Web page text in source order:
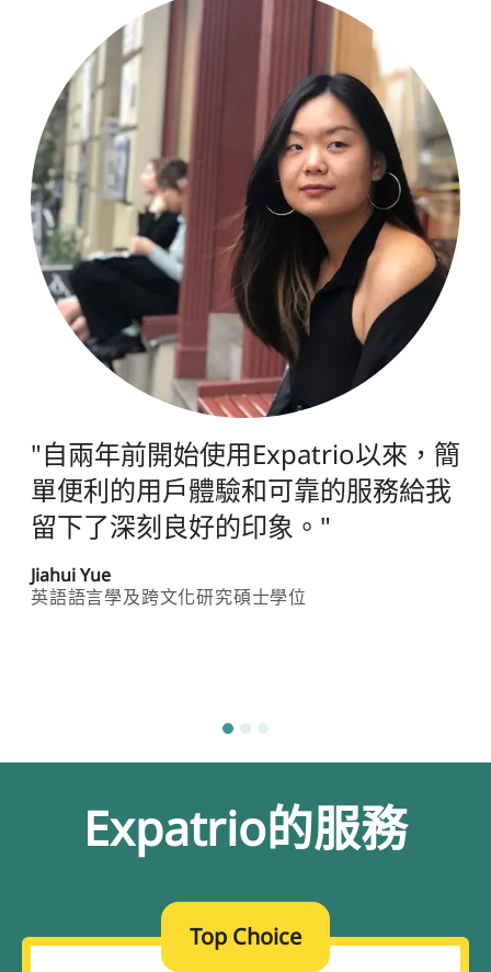
“Expatrio讓一切過程變得更輕鬆。從
獲得通知到辦理限制提領帳戶，再到
申請健康保險，都很順利。最後拿到
簽證後在機場也沒有遇到任何問
題。”
Expatrio的服務
Top Choice